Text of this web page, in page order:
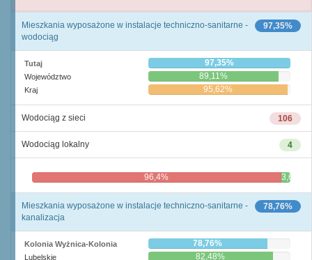
97,35%
Mieszkania wyposażone w instalacje techniczno-sanitarne -
wodociąg
Tutaj 97,35%
Województwo 89,11%
Kraj 95,62%
106
Wodociąg z sieci
4
Wodociąg lokalny
96,4% 3,6%
78,76%
Mieszkania wyposażone w instalacje techniczno-sanitarne -
kanalizacja
Kolonia Wyżnica-Kolonia 78,76%
Lubelskie 82,48%